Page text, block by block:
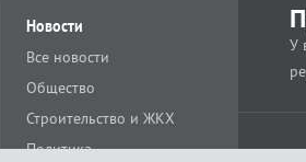
Новости
Все новости
Общество
Строительство и ЖКХ
Политика
У